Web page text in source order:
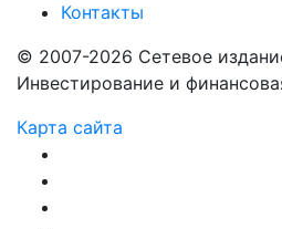
Контакты
© 2007-2026 Сетевое
Инвестирование и
Карта сайта